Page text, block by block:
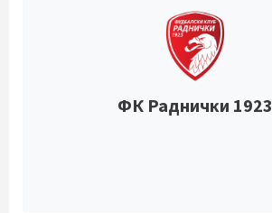
ФК Раднички 1923